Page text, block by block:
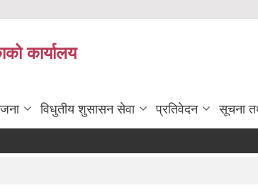
कार्यालय
विधुतीय शुसासन सेवा प्रतिवेदन सूचना